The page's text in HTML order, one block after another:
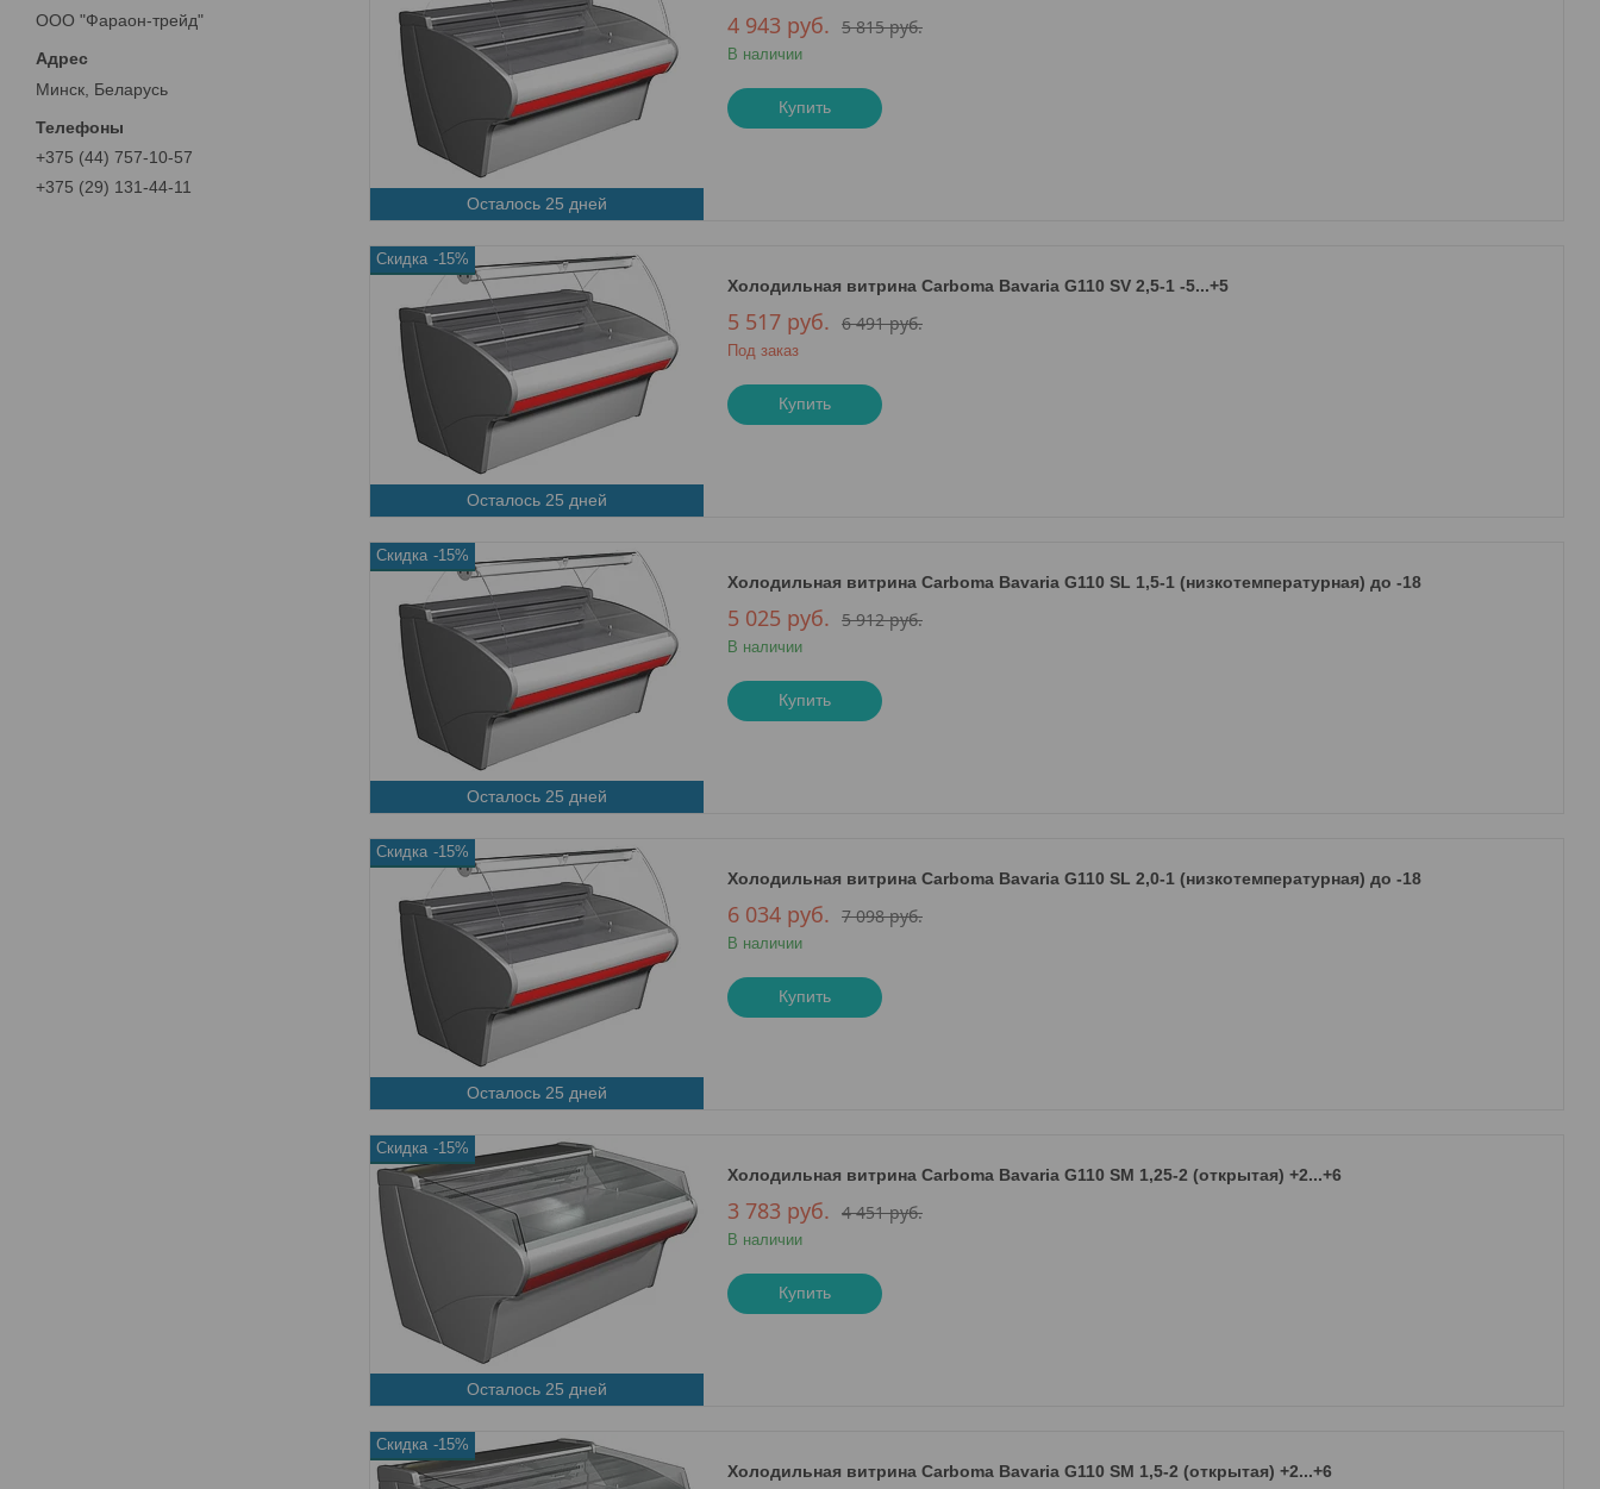
ООО "Фараон-трейд"
Минск, Беларусь
+375 (44) 757-10-57
+375 (29) 131-44-11
Осталось 25 дней
5 815руб.
4 943 руб.
В наличии
Купить
-15%
Осталось 25 дней
Холодильная витрина Сarboma Bavaria G110 SV 2,5-1 -5...+5
6 491руб.
5 517 руб.
Под заказ
Купить
-15%
Осталось 25 дней
Холодильная витрина Сarboma Bavaria G110 SL 1,5-1 (низкотемпературная) до -18
5 912руб.
5 025 руб.
В наличии
Купить
-15%
Осталось 25 дней
Холодильная витрина Сarboma Bavaria G110 SL 2,0-1 (низкотемпературная) до -18
7 098руб.
6 034 руб.
В наличии
Купить
-15%
Осталось 25 дней
Холодильная витрина Сarboma Bavaria G110 SM 1,25-2 (открытая) +2...+6
4 451руб.
3 783 руб.
В наличии
Купить
-15%
Холодильная витрина Сarboma Bavaria G110 SM 1,5-2 (открытая) +2...+6